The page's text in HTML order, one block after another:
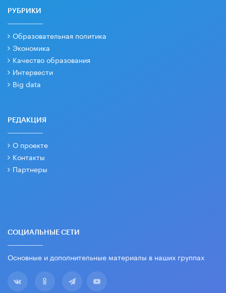
РУБРИКИ
Образовательная политика
Экономика
Качество образования
Интервести
Big data
РЕДАКЦИЯ
О проекте
Контакты
Партнеры
СОЦИАЛЬНЫЕ СЕТИ
Основные и дополнительные материалы в наших группах